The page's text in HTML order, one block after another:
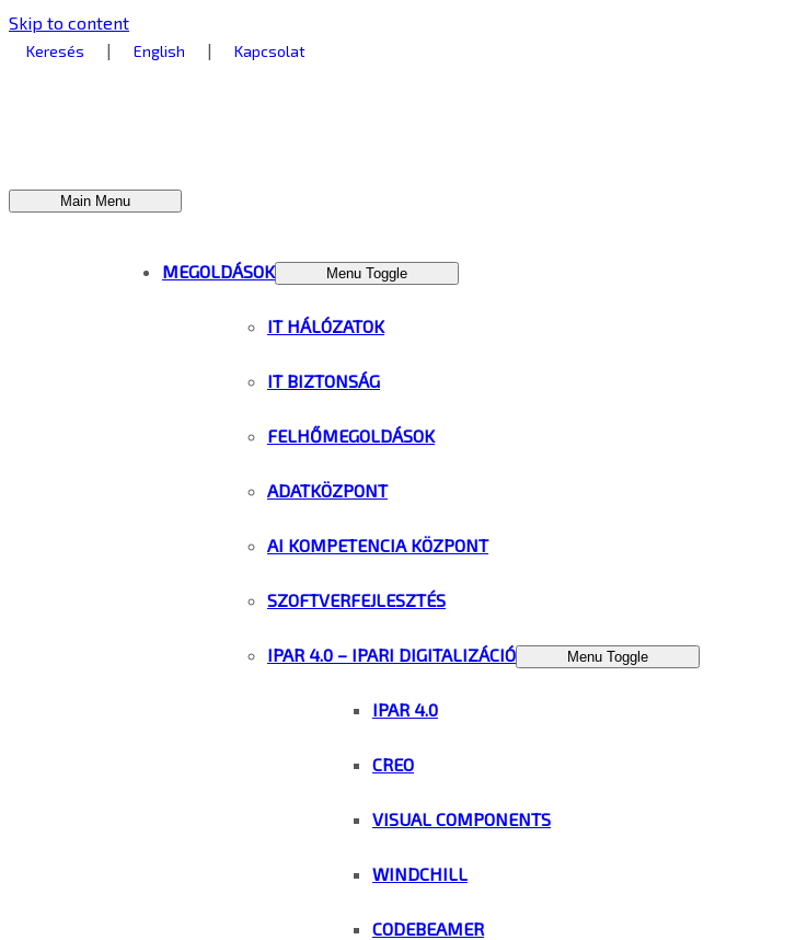
Skip to content
Keresés | English | Kapcsolat
Main Menu
MEGOLDÁSOK Menu Toggle
IT HÁLÓZATOK
IT BIZTONSÁG
FELHŐMEGOLDÁSOK
ADATKÖZPONT
AI KOMPETENCIA KÖZPONT
SZOFTVERFEJLESZTÉS
IPAR 4.0 – IPARI DIGITALIZÁCIÓ Menu Toggle
IPAR 4.0
CREO
VISUAL COMPONENTS
WINDCHILL
CODEBEAMER